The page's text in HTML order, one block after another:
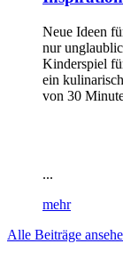
Neue Ideen
nur
Kinderspiel
ein
von 30
...
mehr
Alle Beiträge